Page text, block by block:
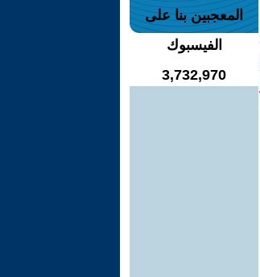
المعجبين بنا على
الفيسبوك
3,732,970